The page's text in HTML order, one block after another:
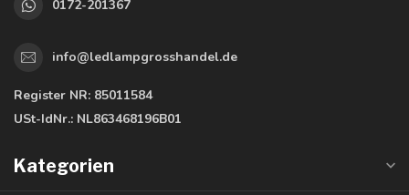
0172-201367
info@ledlampgrosshandel.de
Register NR: 85011584
USt-IdNr.: NL863468196B01
Kategorien